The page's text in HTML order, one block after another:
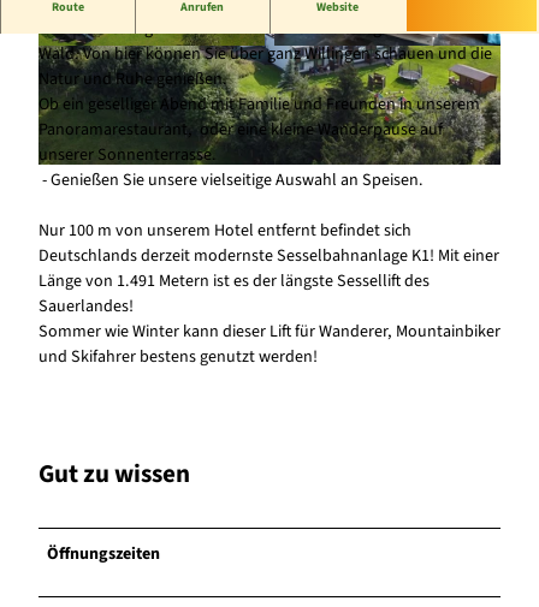
© Waldhotel Willingen | CC-BY-SA
© Waldhotel Willingen |CC-BY-SA © Waldhotel Willingen |CC-BY-SA
Route Anrufen Website
Unser Hotel liegt in wunderschöner Ortsrandlage direkt am
Wald. Von hier können Sie über ganz Willingen schauen und die
Natur und Ruhe genießen.
Ob ein geselliger Abend mit Familie und Freunden in unserem
Panoramarestaurant, oder eine kleine Wanderpause auf
unserer Sonnenterrasse.
- Genießen Sie unsere vielseitige Auswahl an Speisen.
Nur 100 m von unserem Hotel entfernt befindet sich
Deutschlands derzeit modernste Sesselbahnanlage K1! Mit einer
Länge von 1.491 Metern ist es der längste Sessellift des
Sauerlandes!
Sommer wie Winter kann dieser Lift für Wanderer, Mountainbiker
und Skifahrer bestens genutzt werden!
Gut zu wissen
Öffnungszeiten